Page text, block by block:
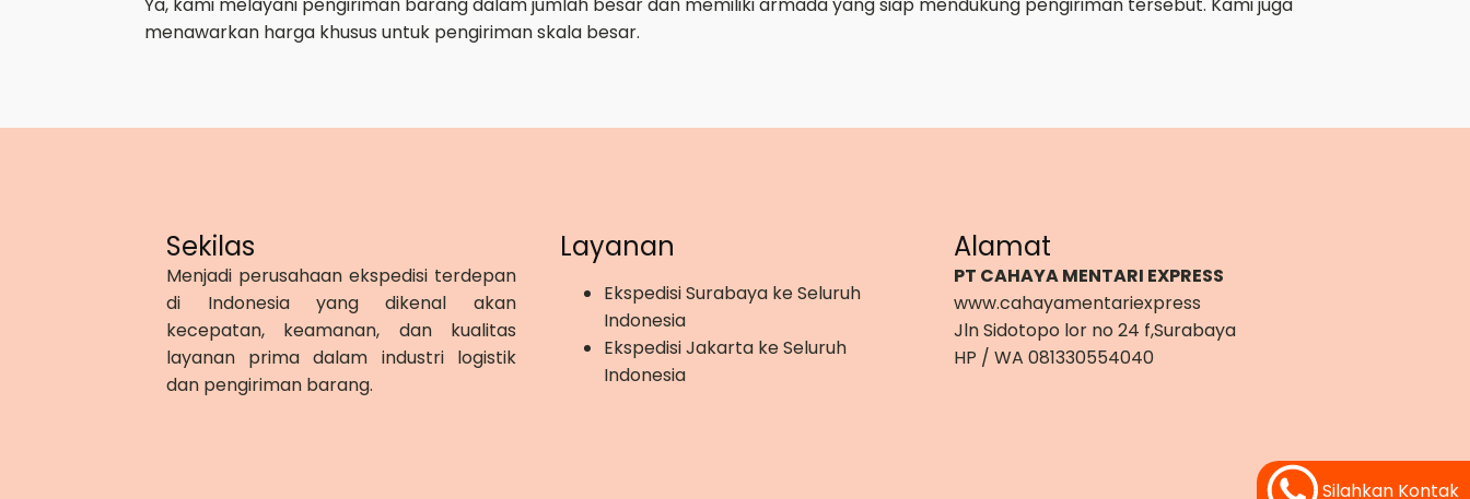
menawarkan harga khusus untuk pengiriman skala besar.
Sekilas
Menjadi perusahaan ekspedisi terdepan
di Indonesia yang dikenal akan
kecepatan, keamanan, dan kualitas
layanan prima dalam industri logistik
dan pengiriman barang.
Layanan
Ekspedisi Surabaya ke Seluruh
Indonesia
Ekspedisi Jakarta ke Seluruh
Indonesia
Alamat
PT CAHAYA MENTARI EXPRESS
www.cahayamentariexpress
Jln Sidotopo lor no 24 f,Surabaya
HP / WA 081330554040
Silahkan Kontak